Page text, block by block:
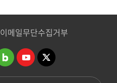
이메일무단수집거부